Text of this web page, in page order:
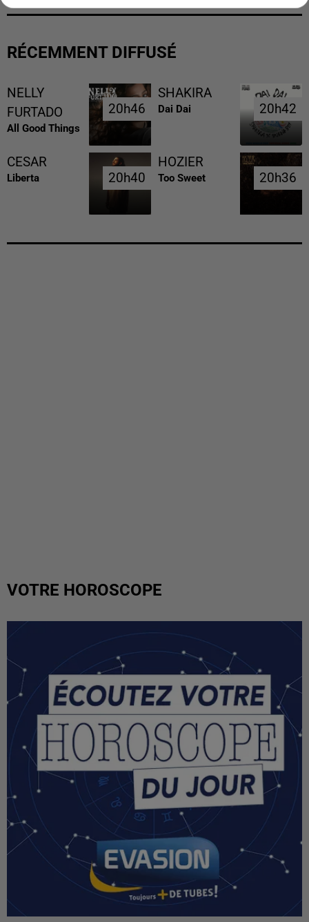
RÉCEMMENT DIFFUSÉ
NELLY
FURTADO
All Good Things
20h46
20h46
SHAKIRA
Dai Dai 20h42
20h42
CESAR
Liberta 20h40
20h40
HOZIER
Too Sweet 20h36
20h36
VOTRE HOROSCOPE